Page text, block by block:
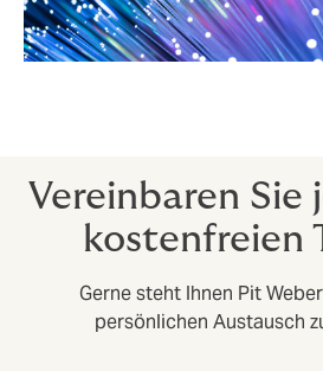
Vereinbaren Sie
kostenfreien
Gerne steht Ihnen Pit
persönlichen Austausch